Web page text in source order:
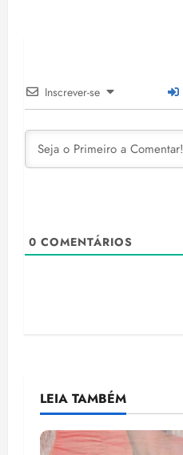
Inscrever-se
0 COMENTÁRIOS
LEIA TAMBÉM